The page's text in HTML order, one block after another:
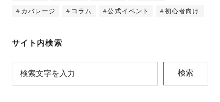
カバレージ コラム 公式イベント 初心者向け
サイト内検索
検索